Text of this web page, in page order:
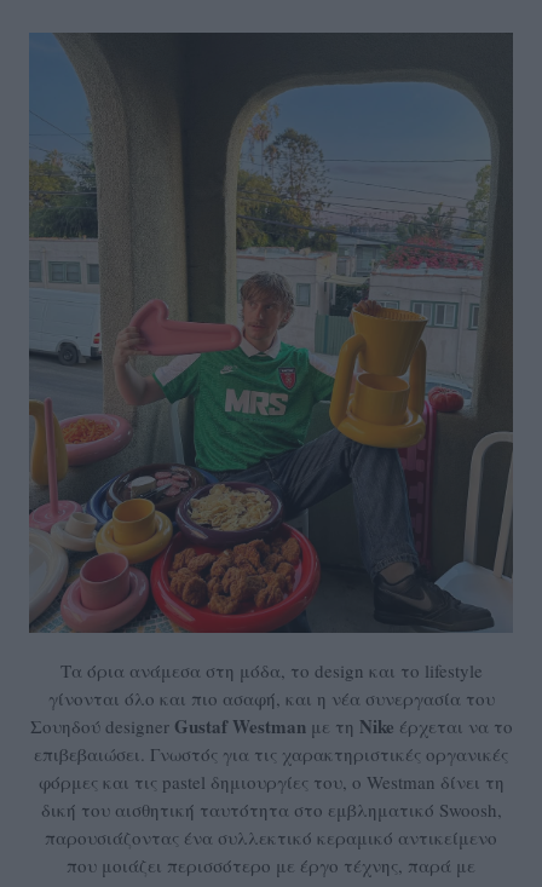
Τα όρια ανάμεσα στη μόδα, το design και το lifestyle
γίνονται όλο και πιο ασαφή, και η νέα συνεργασία του
Σουηδού designerGustaf Westman με τη Nike έρχεται να το
επιβεβαιώσει. Γνωστός για τις χαρακτηριστικές οργανικές
φόρμες και τις pastel δημιουργίες του, ο Westman δίνει τη
δική του αισθητική ταυτότητα στο εμβληματικό Swoosh,
παρουσιάζοντας ένα συλλεκτικό κεραμικό αντικείμενο
που μοιάζει περισσότερο με έργο τέχνης, παρά με